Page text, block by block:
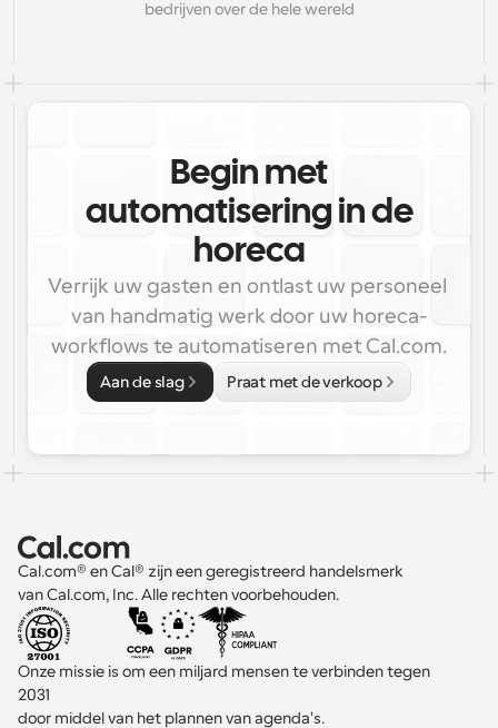
bedrijven over de hele wereld
Begin met
automatisering in de
horeca
Verrijk uw gasten en ontlast uw personeel
van handmatig werk door uw horeca-
workflows te automatiseren met Cal.com.
Aan de slag Praat met de verkoop
Cal.com® en Cal® zijn een geregistreerd handelsmerk
van Cal.com, Inc. Alle rechten voorbehouden.
Onze missie is om een miljard mensen te verbinden tegen
2031
door middel van het plannen van agenda's.